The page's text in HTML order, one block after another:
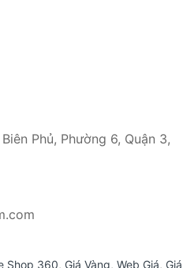
Phủ, Phường 6, Quận 3,
Shop 360, Giá Vàng, Web Giá, Giá